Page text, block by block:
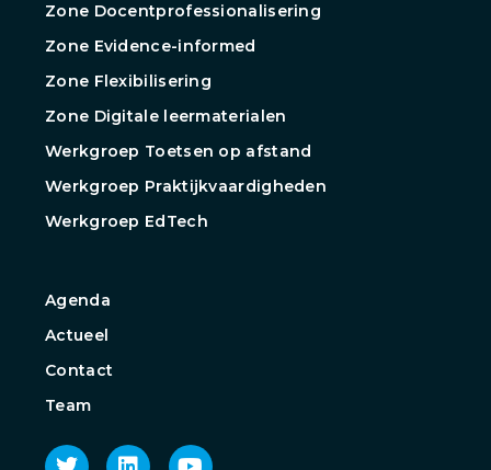
Zone Docentprofessionalisering
Zone Evidence-informed
Zone Flexibilisering
Zone Digitale leermaterialen
Werkgroep Toetsen op afstand
Werkgroep Praktijkvaardigheden
Werkgroep EdTech
Agenda
Actueel
Contact
Team